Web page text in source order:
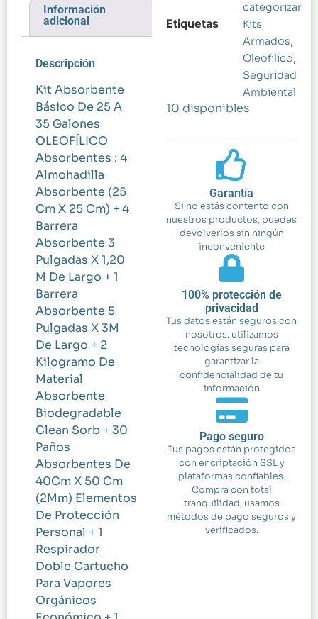
Información
adicional
Descripción
Kit Absorbente
Básico De 25 A
35 Galones
OLEOFÍLICO
Absorbentes : 4
Almohadilla
Absorbente (25
Cm X 25 Cm) + 4
Barrera
Absorbente 3
Pulgadas X 1,20
M De Largo + 1
Barrera
Absorbente 5
Pulgadas X 3M
De Largo + 2
Kilogramo De
Material
Absorbente
Biodegradable
Clean Sorb + 30
Paños
Absorbentes De
40Cm X 50 Cm
(2Mm) Elementos
De Protección
Personal + 1
Respirador
Doble Cartucho
Para Vapores
Orgánicos
categorizar
Etiquetas
Kits
Armados,
Oleofilico,
Seguridad
Ambiental
10 disponibles
Garantía
Si no estás contento con
nuestros productos, puedes
devolverlos sin ningún
inconveniente
100% protección de
privacidad
Tus datos están seguros con
nosotros. utilizamos
tecnologías seguras para
garantizar la
confidencialidad de tu
información
Pago seguro
Tus pagos están protegidos
con encriptación SSL y
plataformas confiables.
Compra con total
tranquilidad, usamos
métodos de pago seguros y
verificados.